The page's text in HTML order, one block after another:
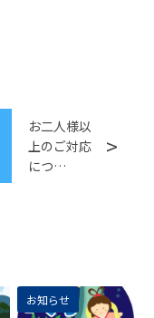
お二人様以
上のご対応
につ…
お知らせ